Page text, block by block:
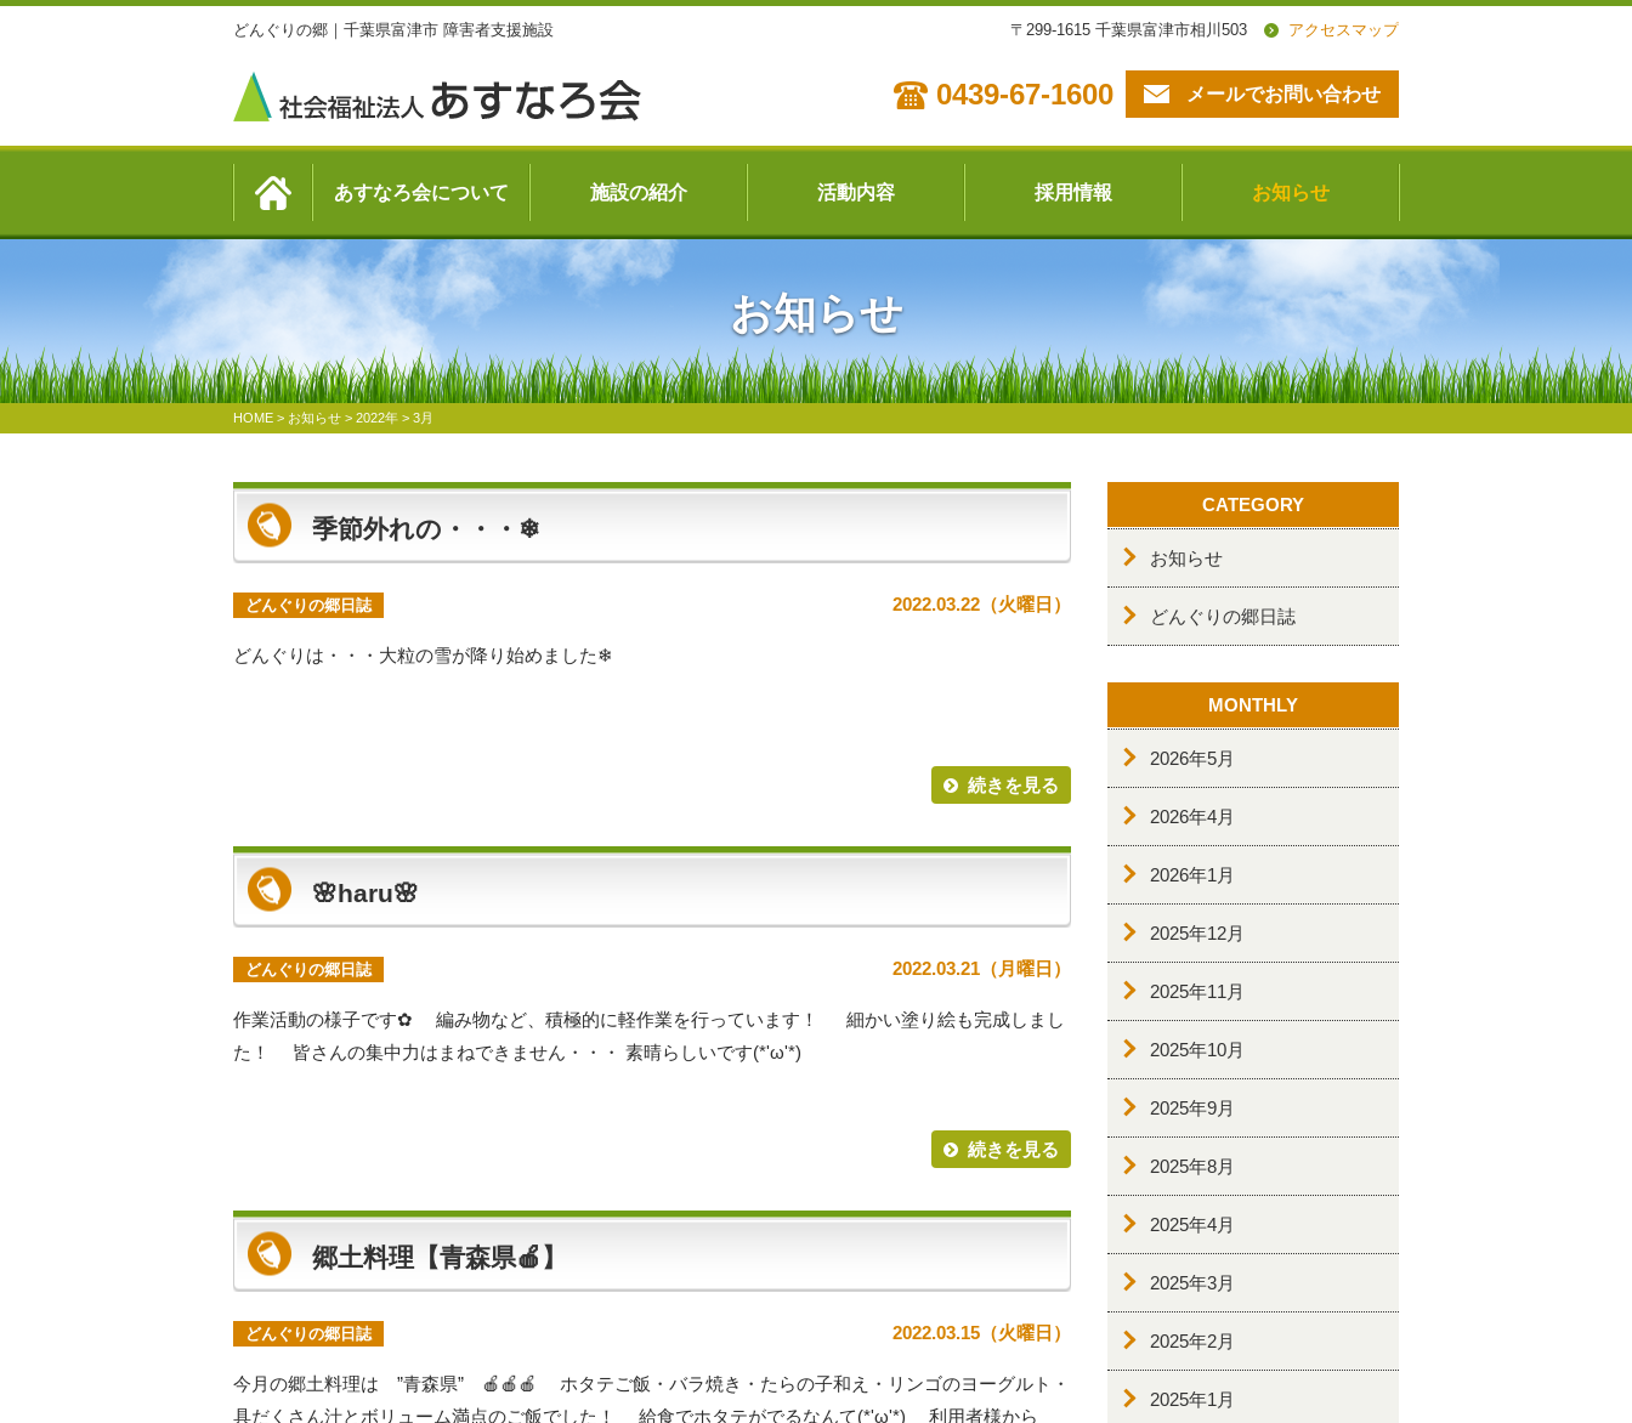
どんぐりの郷｜千葉県富津市 障害者支援施設 〒299-1615 千葉県富津市相川503 アクセスマップ
0439-67-1600 メールでお問い合わせ
あすなろ会について 施設の紹介 活動内容 採用情報 お知らせ
お知らせ
HOME > お知らせ > 2022年 > 3月
季節外れの・・・❄
どんぐりの郷日誌 2022.03.22（火曜日）
どんぐりは・・・大粒の雪が降り始めました❄
続きを見る
🌸haru🌸
どんぐりの郷日誌 2022.03.21（月曜日）
作業活動の様子です✿ 編み物など、積極的に軽作業を行っています！ 細かい塗り絵も完成しまし
た！ 皆さんの集中力はまねできません・・・ 素晴らしいです(*'ω'*)
続きを見る
郷土料理【青森県🍎】
どんぐりの郷日誌 2022.03.15（火曜日）
今月の郷土料理は ”青森県” 🍎🍎🍎 ホタテご飯・バラ焼き・たらの子和え・リンゴのヨーグルト・
具だくさん汁とボリューム満点のご飯でした！ 給食でホタテがでるなんて(*'ω'*) 利用者様から
CATEGORY
お知らせ
どんぐりの郷日誌
MONTHLY
2026年5月
2026年4月
2026年1月
2025年12月
2025年11月
2025年10月
2025年9月
2025年8月
2025年4月
2025年3月
2025年2月
2025年1月